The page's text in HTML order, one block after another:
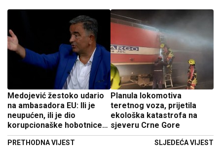
Medojević žestoko udario
na ambasadora EU: Ili je
neupućen, ili je dio
korupcionaške hobotnice
DPS kartela
PRETHODNA VIJEST
Planula lokomotiva
teretnog voza, prijetila
ekološka katastrofa na
sjeveru Crne Gore
SLJEDEĆA VIJEST